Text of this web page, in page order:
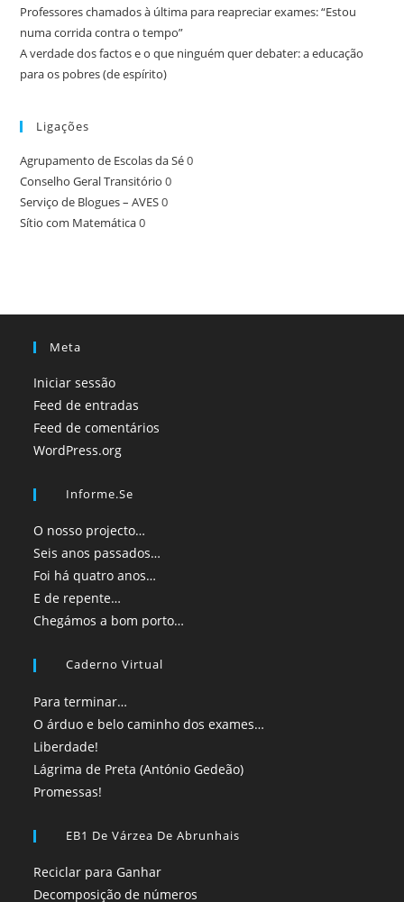
Professores chamados à última para reapreciar exames: “Estou
numa corrida contra o tempo”
A verdade dos factos e o que ninguém quer debater: a educação
para os pobres (de espírito)
Ligações
Agrupamento de Escolas da Sé0
Conselho Geral Transitório 0
Serviço de Blogues – AVES0
Sítio com Matemática0
Meta
Iniciar sessão
Feed de entradas
Feed de comentários
WordPress.org
Informe.se
O nosso projecto…
Seis anos passados…
Foi há quatro anos…
E de repente…
Chegámos a bom porto…
Caderno Virtual
Para terminar…
O árduo e belo caminho dos exames…
Liberdade!
Lágrima de Preta (António Gedeão)
Promessas!
EB1 De Várzea De Abrunhais
Reciclar para Ganhar
Decomposição de números